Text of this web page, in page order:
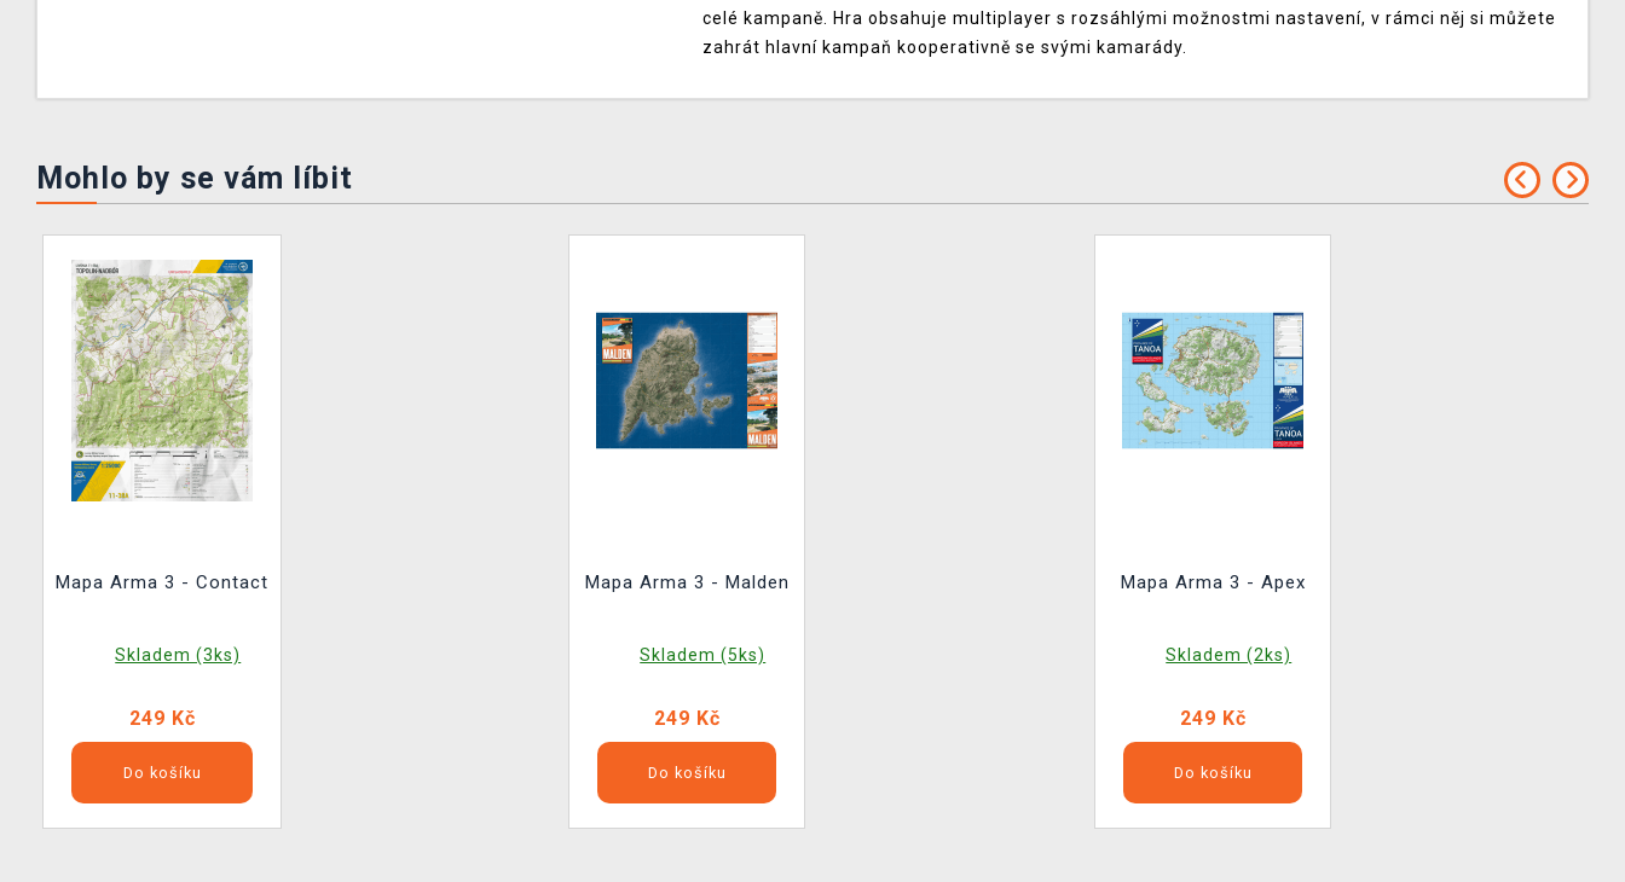
celé kampaně. Hra obsahuje multiplayer s rozsáhlými možnostmi nastavení, v rámci něj si můžete
zahrát hlavní kampaň kooperativně se svými kamarády.
Mohlo by se vám líbit
Mapa Arma 3 - Contact
Skladem (3ks)
249 Kč
Do košíku
Mapa Arma 3 - Malden
Skladem (5ks)
249 Kč
Do košíku
Mapa Arma 3 - Apex
Skladem (2ks)
249 Kč
Do košíku